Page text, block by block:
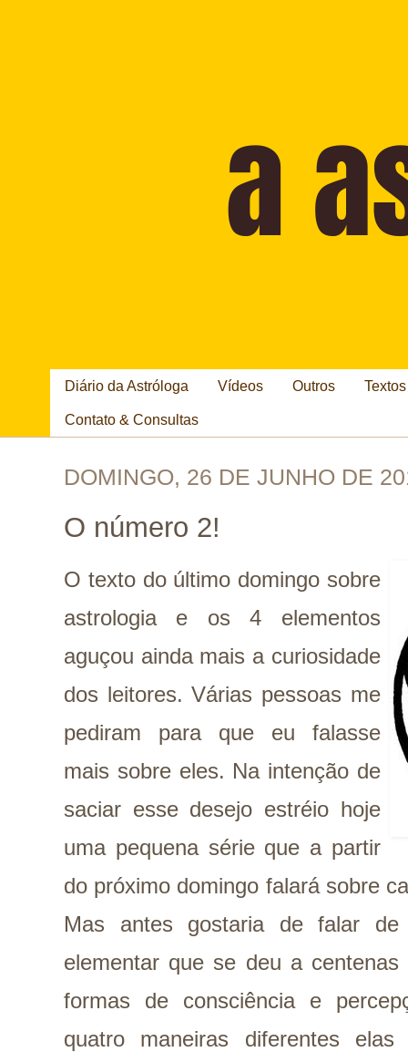
Diário da Astróloga Vídeos Outros
Contato & Consultas
DOMINGO, 26 DE JUNHO DE
O número 2!
O texto do último domingo sobre
astrologia e os 4 elementos
aguçou ainda mais a curiosidade
dos leitores. Várias pessoas me
pediram para que eu falasse
mais sobre eles. Na intenção de
saciar esse desejo estréio hoje
uma pequena série que a partir
do próximo domingo falará sobre
Mas antes gostaria de falar
elementar que se deu a
formas de consciência e
quatro maneiras diferentes